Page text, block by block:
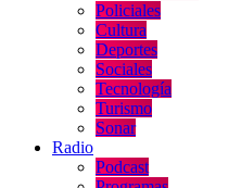
Policiales
Cultura
Deportes
Sociales
Tecnología
Turismo
Sonar
Radio
Podcast